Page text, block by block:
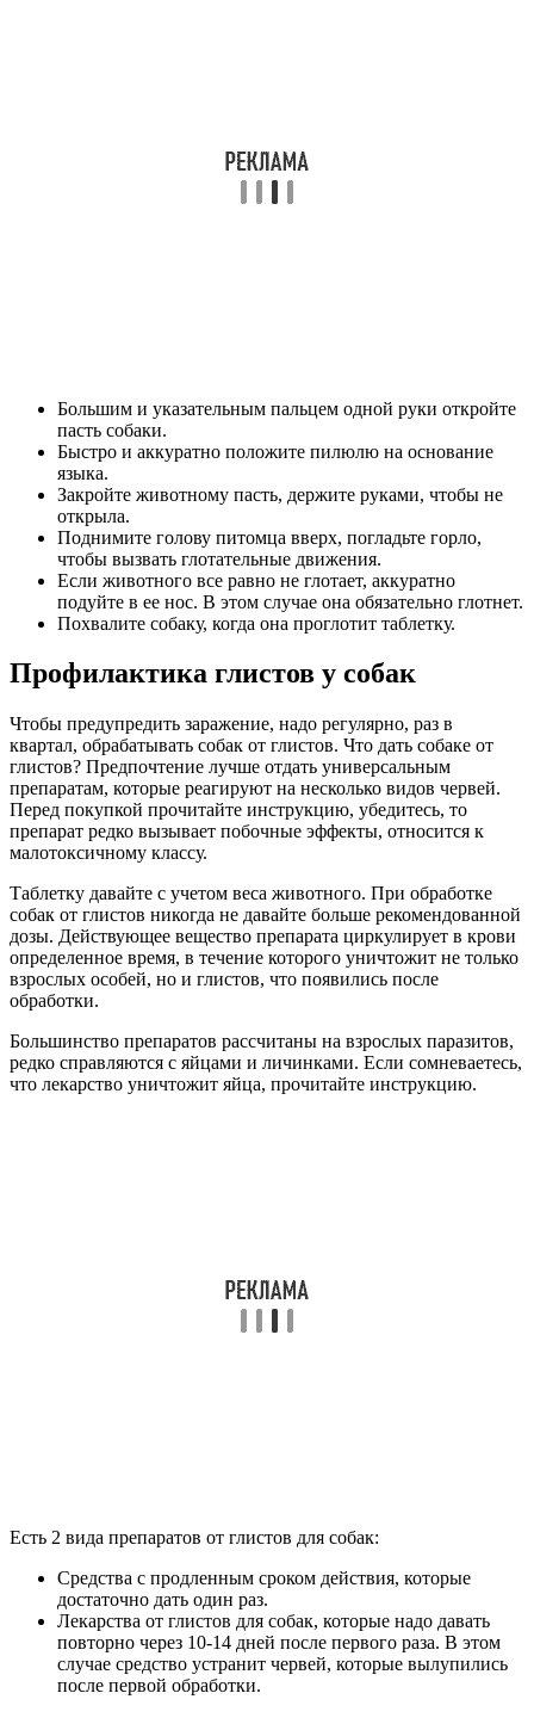
Большим и указательным пальцем одной руки откройте
пасть собаки.
Быстро и аккуратно положите пилюлю на основание
языка.
Закройте животному пасть, держите руками, чтобы не
открыла.
Поднимите голову питомца вверх, погладьте горло,
чтобы вызвать глотательные движения.
Если животного все равно не глотает, аккуратно
подуйте в ее нос. В этом случае она обязательно глотнет.
Похвалите собаку, когда она проглотит таблетку.
Профилактика глистов у собак
Чтобы предупредить заражение, надо регулярно, раз в
квартал, обрабатывать собак от глистов. Что дать собаке от
глистов? Предпочтение лучше отдать универсальным
препаратам, которые реагируют на несколько видов червей.
Перед покупкой прочитайте инструкцию, убедитесь, то
препарат редко вызывает побочные эффекты, относится к
малотоксичному классу.
Таблетку давайте с учетом веса животного. При обработке
собак от глистов никогда не давайте больше рекомендованной
дозы. Действующее вещество препарата циркулирует в крови
определенное время, в течение которого уничтожит не только
взрослых особей, но и глистов, что появились после
обработки.
Большинство препаратов рассчитаны на взрослых паразитов,
редко справляются с яйцами и личинками. Если сомневаетесь,
что лекарство уничтожит яйца, прочитайте инструкцию.
Есть 2 вида препаратов от глистов для собак:
Средства с продленным сроком действия, которые
достаточно дать один раз.
Лекарства от глистов для собак, которые надо давать
повторно через 10-14 дней после первого раза. В этом
случае средство устранит червей, которые вылупились
после первой обработки.